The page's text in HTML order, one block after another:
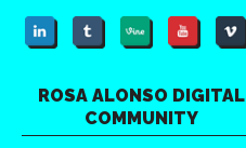
ROSA ALONSO DIGITAL
COMMUNITY